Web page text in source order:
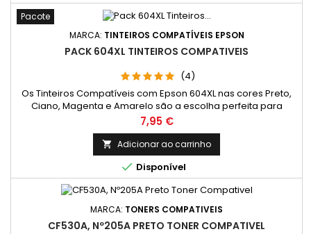
Pacote
MARCA: TINTEIROS COMPATÍVEIS EPSON
PACK 604XL TINTEIROS COMPATIVEIS
(4)
Os Tinteiros Compatíveis com Epson 604XL nas cores Preto,
Ciano, Magenta e Amarelo são a escolha perfeita para
quem busca qualidade e economia em cada impressão.
Desenvolvidos para impressoras Epson, esses cartuchos
oferecem excelente performance e são ideais para quem
precisa de impressões de alta qualidade, com cores
vibrantes e nítidas. Com um...
Preço
7,95 €
 Adicionar ao carrinho
 Disponível
MARCA: TONERS COMPATIVEIS
CF530A, Nº205A PRETO TONER COMPATIVEL